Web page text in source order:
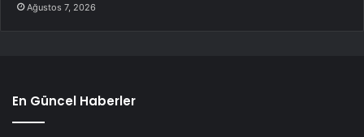
Ağustos 7, 2026
En Güncel Haberler